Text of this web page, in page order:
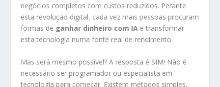
negócios completos com custos reduzidos. Perante
esta revolução digital, cada vez mais pessoas procuram
formas de ganhar dinheiro com IA e transformar
esta tecnologia numa fonte real de rendimento.
Mas será mesmo possível? A resposta é SIM! Não é
necessário ser programador ou especialista em
tecnologia para começar. Existem métodos simples,